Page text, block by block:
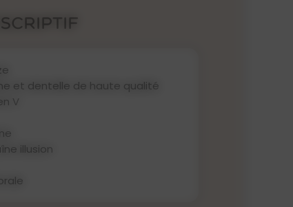
et dentelle de haute qualité
V
illusion